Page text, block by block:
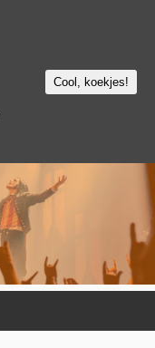
Cool, koekjes!